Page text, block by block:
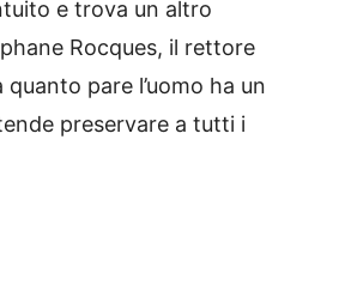
e trova un altro
Rocques, il rettore
quanto pare l’uomo ha un
preservare a tutti i